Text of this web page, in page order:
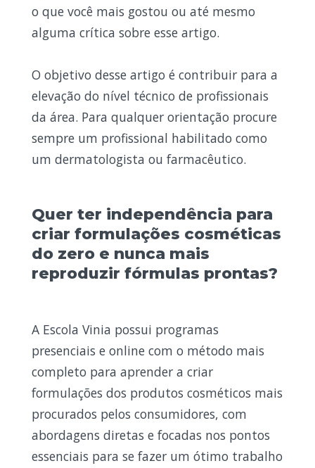
o que você mais gostou ou até mesmo
alguma crítica sobre esse artigo.
O objetivo desse artigo é contribuir para a
elevação do nível técnico de profissionais
da área. Para qualquer orientação procure
sempre um profissional habilitado como
um dermatologista ou farmacêutico.
Quer ter independência para
criar formulações cosméticas
do zero e nunca mais
reproduzir fórmulas prontas?
A Escola Vinia possui programas
presenciais e online com o método mais
completo para aprender a criar
formulações dos produtos cosméticos mais
procurados pelos consumidores, com
abordagens diretas e focadas nos pontos
essenciais para se fazer um ótimo trabalho